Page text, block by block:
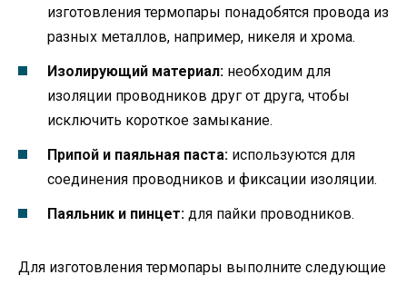
изготовления термопары понадобятся провода из
разных металлов, например, никеля и хрома.
Изолирующий материал: необходим для
изоляции проводников друг от друга, чтобы
исключить короткое замыкание.
Припой и паяльная паста: используются для
соединения проводников и фиксации изоляции.
Паяльник и пинцет: для пайки проводников.
Для изготовления термопары выполните следующие